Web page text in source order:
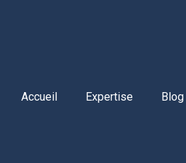
Accueil Expertise Blog